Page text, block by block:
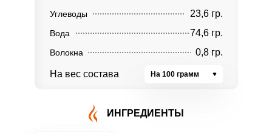
Углеводы 23,6 гр.
Вода 74,6 гр.
Волокна 0,8 гр.
На вес состава На 100 грамм
ИНГРЕДИЕНТЫ